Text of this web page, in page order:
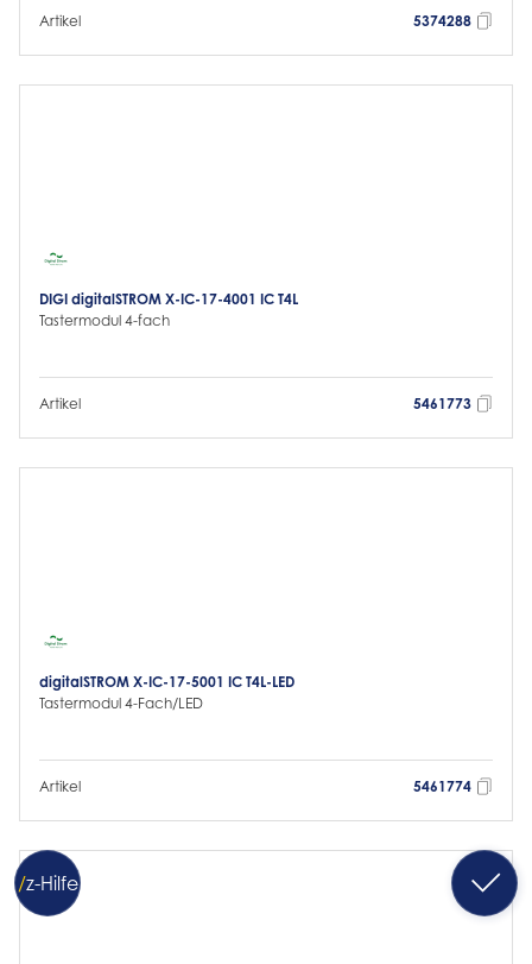
Artikel 5374288
DIGI digitalSTROM X-IC-17-4001 IC T4L
Tastermodul 4-fach
Artikel 5461773
digitalSTROM X-IC-17-5001 IC T4L-LED
Tastermodul 4-Fach/LED
Artikel 5461774
/z-Hilfe